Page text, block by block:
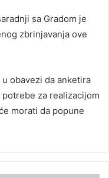
sa Gradom je
zbrinjavanja ove
obavezi da anketira
za realizacijom
morati da popune